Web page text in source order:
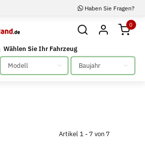
Haben Sie Fragen?
0
Wählen Sie Ihr Fahrzeug
Bitte auswählen Bitte auswählen
Artikel 1 - 7 von 7